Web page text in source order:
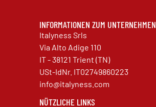
INFORMATIONEN ZUM UNTERNEHMEN
Italyness Srls
Via Alto Adige 110
IT - 38121 Trient (TN)
USt-IdNr. IT02749860223
info@italyness.com
NÜTZLICHE LINKS